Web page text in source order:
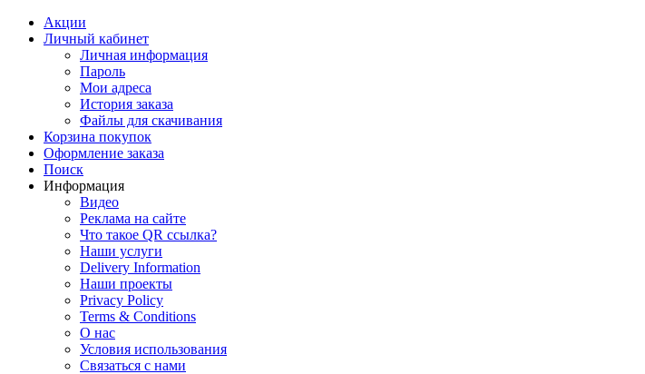
Акции
Личный кабинет
Личная информация
Пароль
Мои адреса
История заказа
Файлы для скачивания
Корзина покупок
Оформление заказа
Поиск
Информация
Видео
Реклама на сайте
Что такое QR ссылка?
Наши услуги
Delivery Information
Наши проекты
Privacy Policy
Terms & Conditions
О нас
Условия использования
Связаться с нами